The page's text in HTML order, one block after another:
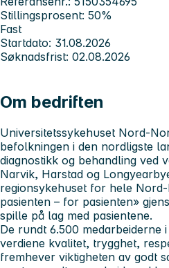
Stillingsprosent: 50%
Fast
Startdato: 31.08.2026
Søknadsfrist: 02.08.2026
Om bedriften
Universitetssykehuset Nord-
befolkningen i den nordligste
diagnostikk og behandling ved
Narvik, Harstad og
regionsykehuset for hele
pasienten – for pasienten»
spille på lag med pasientene.
De rundt 6.500 medarbeiderne
verdiene kvalitet, trygghet,
fremhever viktigheten av godt